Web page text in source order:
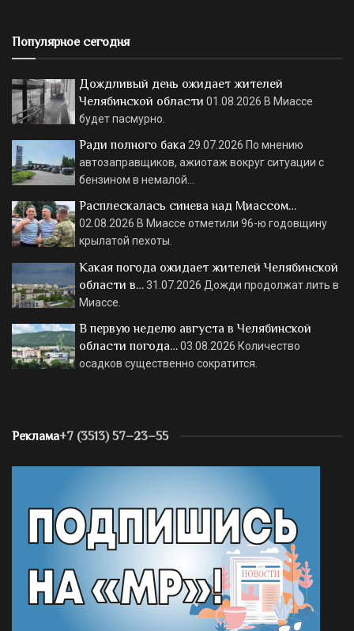
Популярное сегодня
Дождливый день ожидает жителей
Челябинской области 01.08.2026 В Миассе
будет пасмурно.
Ради полного бака 29.07.2026 По мнению
автозаправщиков, ажиотаж вокруг ситуации с
бензином в немалой…
Расплескалась синева над Миассом…
02.08.2026 В Миассе отметили 96-ю годовщину
крылатой пехоты.
Какая погода ожидает жителей Челябинской
области в…31.07.2026 Дожди продолжат лить в
Миассе.
В первую неделю августа в Челябинской
области погода…03.08.2026 Количество
осадков существенно сократится.
Реклама+7 (3513) 57–23–55